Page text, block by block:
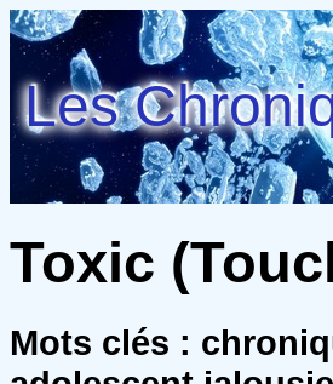
Les
Toxic
Mots clés :